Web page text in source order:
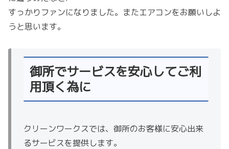
すっかりファンになりました。またエアコンをお願いしよ
うと思います。
御所でサービスを安心してご利
用頂く為に
クリーンワークスでは、御所のお客様に安心出来
るサービスを提供します。